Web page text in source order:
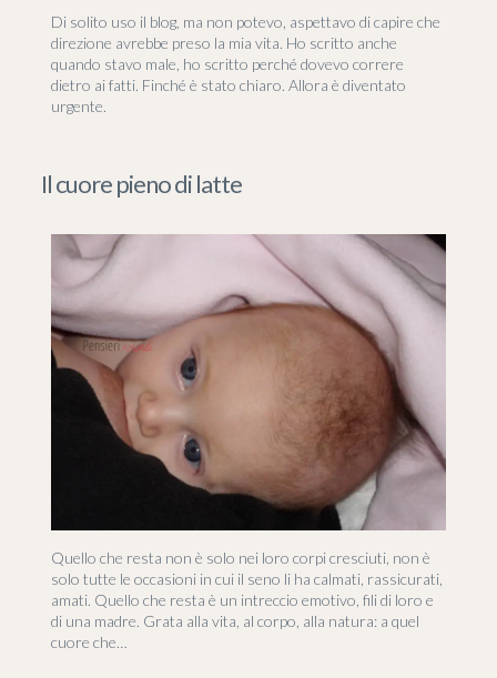
Di solito uso il blog, ma non potevo, aspettavo di capire che
direzione avrebbe preso la mia vita. Ho scritto anche
quando stavo male, ho scritto perché dovevo correre
dietro ai fatti. Finché è stato chiaro. Allora è diventato
urgente.
Il cuore pieno di latte
Quello che resta non è solo nei loro corpi cresciuti, non è
solo tutte le occasioni in cui il seno li ha calmati, rassicurati,
amati. Quello che resta è un intreccio emotivo, fili di loro e
di una madre. Grata alla vita, al corpo, alla natura: a quel
cuore che…